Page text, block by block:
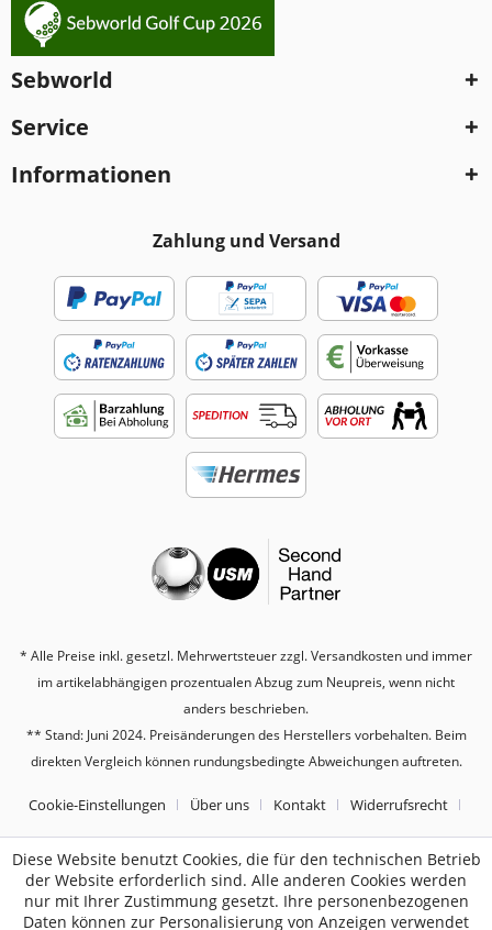
Sebworld
Service
Informationen
Zahlung und Versand
* Alle Preise inkl. gesetzl. Mehrwertsteuer zzgl.Versandkosten und immer
im artikelabhängigen prozentualen Abzug zum Neupreis, wenn nicht
anders beschrieben.
** Stand: Juni 2024. Preisänderungen des Herstellers vorbehalten. Beim
direkten Vergleich können rundungsbedingte Abweichungen auftreten.
Cookie-Einstellungen Über uns Kontakt
Widerrufsrecht
Datenschutz
AGB Impressum
2187Bewertungen auf ProvenExpert.com
Diese Website benutzt Cookies, die für den technischen Betrieb
der Website erforderlich sind. Alle anderen Cookies werden
nur mit Ihrer Zustimmung gesetzt. Ihre personenbezogenen
Daten können zur Personalisierung von Anzeigen verwendet